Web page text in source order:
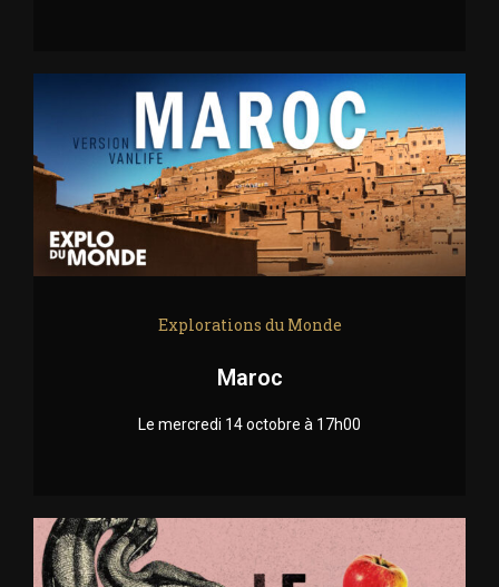
Explorations du Monde
Maroc
Le mercredi 14 octobre à 17h00